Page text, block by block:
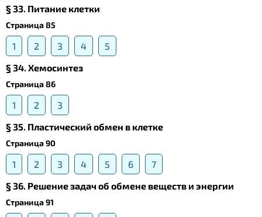
§ 33. Питание клетки
Страница 85
1 2 3 4
5
§ 34. Хемосинтез
Страница 86
1 2
3
§ 35. Пластический обмен в клетке
Страница 90
1 2 3 4 5 6
7
§ 36. Решение задач об обмене веществ и энергии
Страница 91